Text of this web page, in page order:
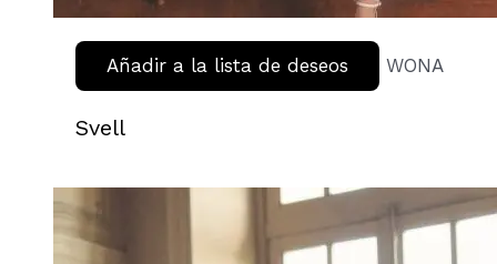
Añadir a la lista de deseos WONA
Svell